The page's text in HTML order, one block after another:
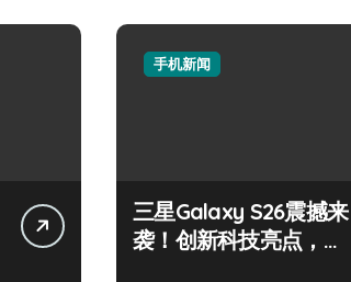
手机新闻
三星Galaxy S26震撼来
袭！创新科技亮点，一